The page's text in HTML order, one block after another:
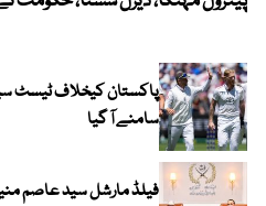
سامنے آ گیا
فیلڈ مارشل سید عاصم